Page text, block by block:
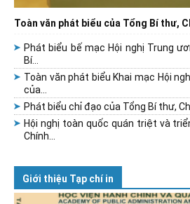
Toàn văn phát biểu của Tổng Bí thư,
Phát biểu bế mạc Hội nghị Trung
Bí...
Toàn văn phát biểu Khai mạc Hội
của...
Phát biểu chỉ đạo của Tổng Bí thư,
Hội nghị toàn quốc quán triệt và
Chính...
Giới thiệu Tạp chí in